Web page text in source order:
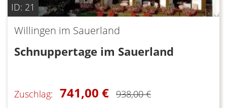
ID: 21
Willingen im Sauerland
Schnuppertage im Sauerland
Zuschlag: 741,00 € 938,00 €